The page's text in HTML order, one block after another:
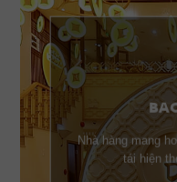
Nhà hàng mang
tái hiện